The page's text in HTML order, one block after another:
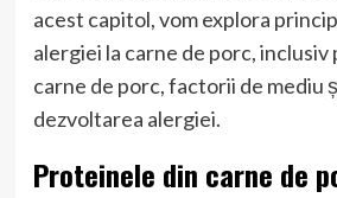
acest capitol, vom explora
alergiei la carne de porc,
carne de porc, factorii de mediu
dezvoltarea alergiei.
Proteinele din carne de